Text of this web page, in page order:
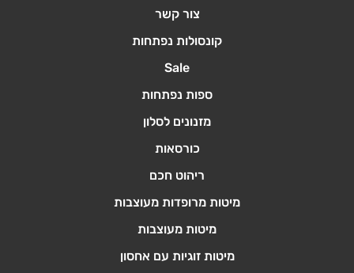
צור קשר
קונסולות נפתחות
Sale
ספות נפתחות
מזנונים לסלון
כורסאות
ריהוט חכם
מיטות מרופדות מעוצבות
מיטות מעוצבות
מיטות זוגיות עם אחסון